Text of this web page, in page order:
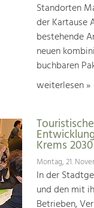
Standorten
der Kartause
bestehende
neuen
buchbaren
weiterlesen »
Touristische
Krems 2030
Montag, 21.
In der
und den mit
Betrieben,